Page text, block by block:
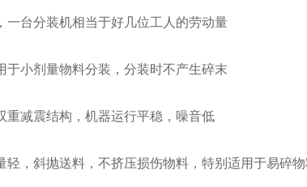
一台分装机相当于好几位工人的劳动量
于小剂量物料分装，分装时不产生碎末
重减震结构，机器运行平稳，噪音低
轻，斜抛送料，不挤压损伤物料，特别适用于易碎